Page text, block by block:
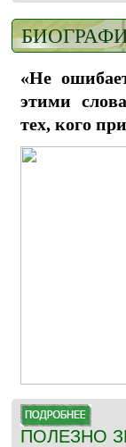
«Не
этими
тех, кого
ПОЛЕЗНО